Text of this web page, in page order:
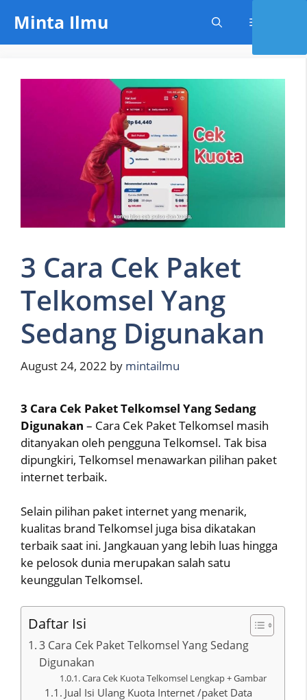
content
Minta Ilmu
3 Cara Cek Paket
Telkomsel Yang
Sedang Digunakan
August 24, 2022 by mintailmu
3 Cara Cek Paket Telkomsel Yang Sedang
Digunakan – Cara Cek Paket Telkomsel masih
ditanyakan oleh pengguna Telkomsel. Tak bisa
dipungkiri, Telkomsel menawarkan pilihan paket
internet terbaik.
Selain pilihan paket internet yang menarik,
kualitas brand Telkomsel juga bisa dikatakan
terbaik saat ini. Jangkauan yang lebih luas hingga
ke pelosok dunia merupakan salah satu
keunggulan Telkomsel.
Daftar Isi
3 Cara Cek Paket Telkomsel Yang Sedang
Digunakan
Cara Cek Kuota Telkomsel Lengkap + Gambar
Jual Isi Ulang Kuota Internet /paket Data